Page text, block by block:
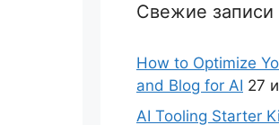
Свежие записи
How to Optimize
and Blog for AI 27
AI Tooling Starter